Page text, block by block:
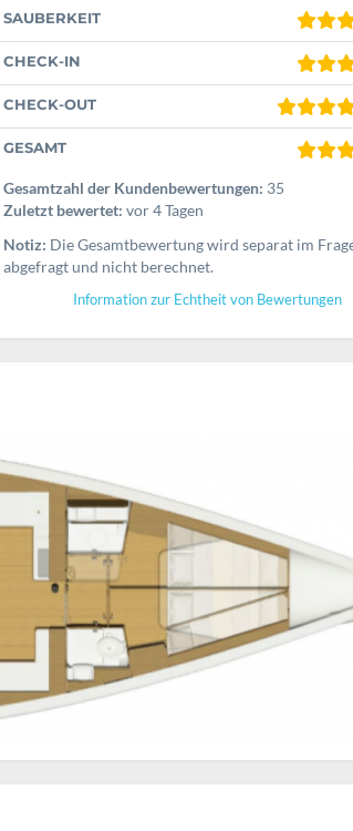
SAUBERKEIT
CHECK-IN
CHECK-OUT
GESAMT
Gesamtzahl der Kundenbewertungen: 35
Zuletzt bewertet: vor 4 Tagen
Notiz: Die Gesamtbewertung wird separat im
abgefragt und nicht berechnet.
Information zur Echtheit von Bewertungen